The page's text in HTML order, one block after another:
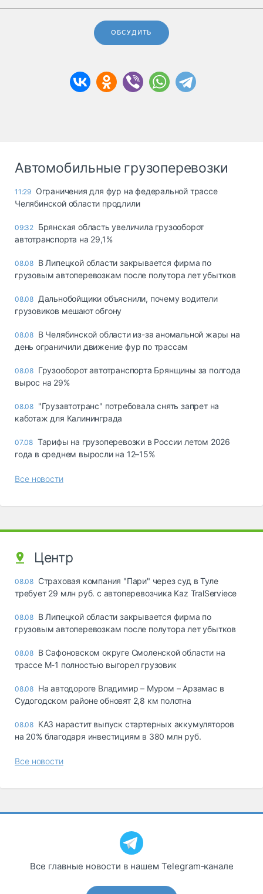
ОБСУДИТЬ
Автомобильные грузоперевозки
11:29 Ограничения для фур на федеральной трассе
Челябинской области продлили
09:32 Брянская область увеличила грузооборот
автотранспорта на 29,1%
08.08 В Липецкой области закрывается фирма по
грузовым автоперевозкам после полутора лет убытков
08.08 Дальнобойщики объяснили, почему водители
грузовиков мешают обгону
08.08 В Челябинской области из-за аномальной жары на
день ограничили движение фур по трассам
08.08 Грузооборот автотранспорта Брянщины за полгода
вырос на 29%
08.08 "Грузавтотранс" потребовала снять запрет на
каботаж для Калининграда
07.08 Тарифы на грузоперевозки в России летом 2026
года в среднем выросли на 12–15%
Все новости
Центр
08.08 Страховая компания "Пари" через суд в Туле
требует 29 млн руб. с автоперевозчика Kaz TralServiece
08.08 В Липецкой области закрывается фирма по
грузовым автоперевозкам после полутора лет убытков
08.08 В Сафоновском округе Смоленской области на
трассе М-1 полностью выгорел грузовик
08.08 На автодороге Владимир – Муром – Арзамас в
Судогодском районе обновят 2,8 км полотна
08.08 КАЗ нарастит выпуск стартерных аккумуляторов
на 20% благодаря инвестициям в 380 млн руб.
Все новости
Все главные новости в нашем Telegram‑канале